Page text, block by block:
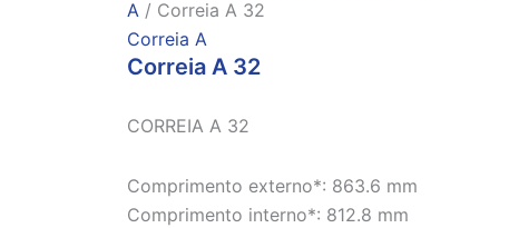
A/ Correia A 32
Correia A
Correia A 32
CORREIA A 32
Comprimento externo*: 863.6 mm
Comprimento interno*: 812.8 mm